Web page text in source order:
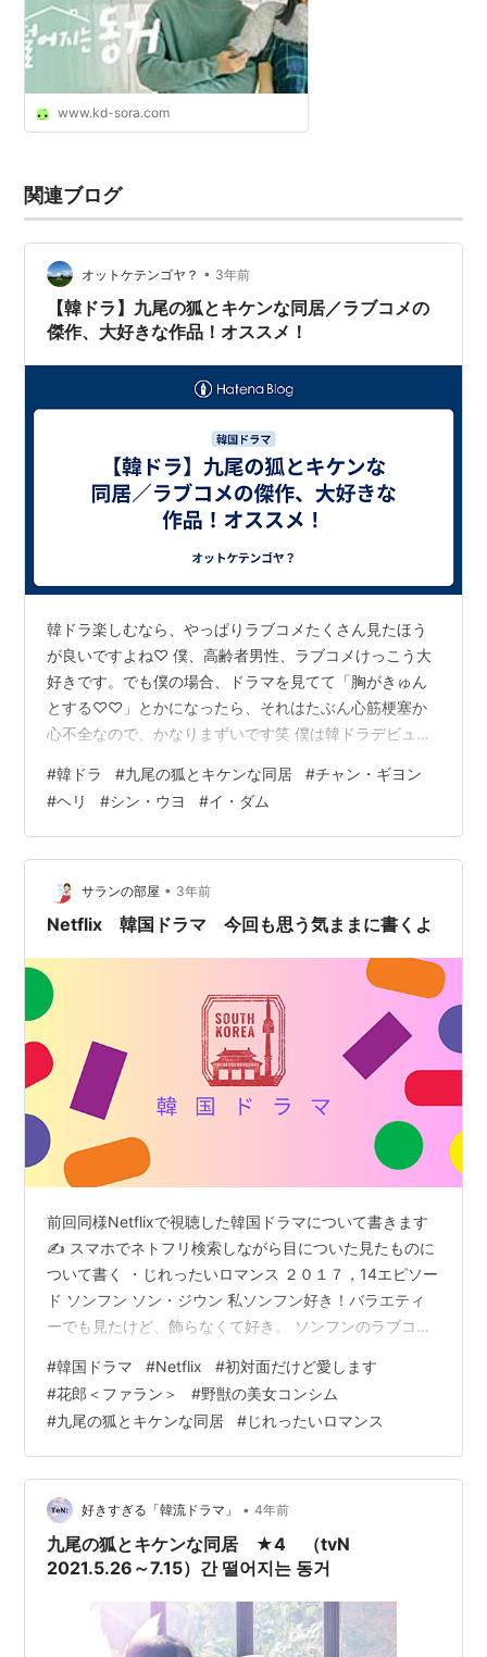
www.kd-sora.com
関連ブログ
オットケテンゴヤ？ • 3年前
【韓ドラ】九尾の狐とキケンな同居／ラブコメの
傑作、大好きな作品！オススメ！
韓ドラ楽しむなら、やっぱりラブコメたくさん見たほう
が良いですよね♡ 僕、高齢者男性、ラブコメけっこう大
好きです。でも僕の場合、ドラマを見てて「胸がきゅん
とする♡♡」とかになったら、それはたぶん心筋梗塞か
心不全なので、かなりまずいです笑 僕は韓ドラデビュー
ですが、本作はWOWOWで放映されたときにリアルタイ
ムで観ました。（僕のサブスクはネトフリとWOWOWが
定番、あとみたい番組によってDisney+）で、僕的には本
作が韓ドラ・ラブコメのデビュー作品です。 いやー、期
待以上にすげー面白かった笑 www.youtube.com なにし
ろチャン・ギヨン…
#韓ドラ #九尾の狐とキケンな同居 #チャン・ギヨン
#ヘリ #シン・ウヨ #イ・ダム
サランの部屋 • 3年前
Netflix 韓国ドラマ 今回も思う気ままに書くよ
前回同様Netflixで視聴した韓国ドラマについて書きます
✍ スマホでネトフリ検索しながら目についた見たものに
ついて書く ・じれったいロマンス ２０１７，14エピソー
ド ソンフン ソン・ジウン 私ソンフン好き！バラエティ
ーでも見たけど、飾らなくて好き。 ソンフンのラブコメ
閥、ワンナイト 👆私の好きなワードね（笑） ソンフンは
昔水泳選手で（現実の話ね）その鍛え上げられた体をピ
チピチのスーツで覆って。 無駄にシャワーシーン💦何だ
よ、いらねえよ関係ねえだろぅと言いながら、 サランく
ぎづけ😍マジ、眼福タイム。コマオウ。 ソンジウンちゃ
んもかわいいし、二…
#韓国ドラマ #Netflix #初対面だけど愛します
#花郎＜ファラン＞ #野獣の美女コンシム
#九尾の狐とキケンな同居 #じれったいロマンス
好きすぎる「韓流ドラマ」 • 4年前
九尾の狐とキケンな同居 ★4 （tvN
2021.5.26～7.15）간 떨어지는 동거